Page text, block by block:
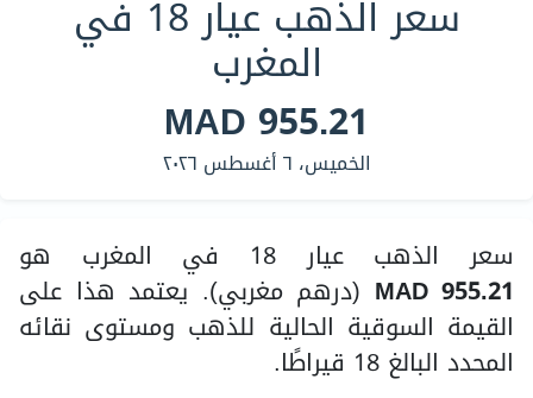
سعر الذهب عيار 18 في
المغرب
MAD 955.21
الخميس، ٦ أغسطس ٢٠٢٦
سعر الذهب عيار 18 في المغرب هو
MAD 955.21 (درهم مغربي). يعتمد هذا على
القيمة السوقية الحالية للذهب ومستوى نقائه
المحدد البالغ 18 قيراطًا.